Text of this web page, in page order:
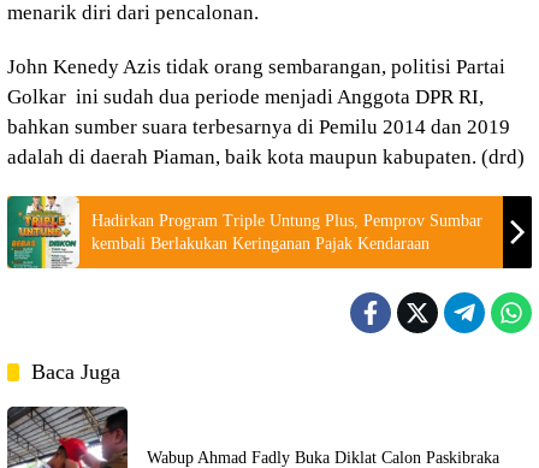
menarik diri dari pencalonan.
John Kenedy Azis tidak orang sembarangan, politisi Partai
Golkar ini sudah dua periode menjadi Anggota DPR RI,
bahkan sumber suara terbesarnya di Pemilu 2014 dan 2019
adalah di daerah Piaman, baik kota maupun kabupaten. (drd)
Hadirkan Program Triple Untung Plus, Pemprov Sumbar
kembali Berlakukan Keringanan Pajak Kendaraan
Baca Juga
Wabup Ahmad Fadly Buka Diklat Calon Paskibraka